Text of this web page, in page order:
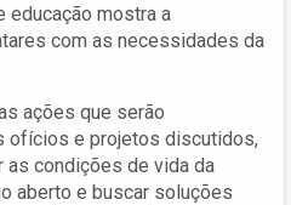
educação mostra a
com as necessidades da
ações que serão
ofícios e projetos discutidos,
as condições de vida da
aberto e buscar soluções